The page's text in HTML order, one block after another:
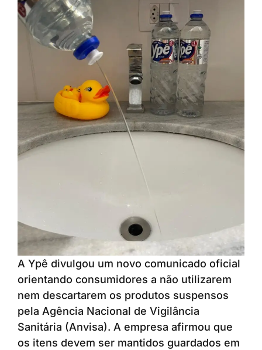
A Ypê divulgou um novo comunicado oficial
orientando consumidores a não utilizarem
nem descartarem os produtos suspensos
pela Agência Nacional de Vigilância
Sanitária (Anvisa). A empresa afirmou que
os itens devem ser mantidos guardados em